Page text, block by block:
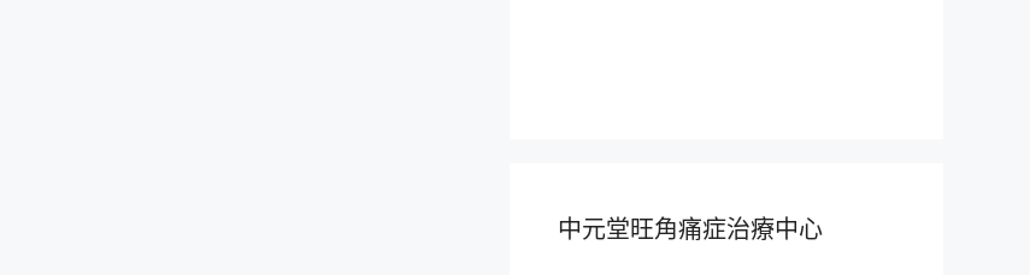
中元堂旺角痛症治療中心